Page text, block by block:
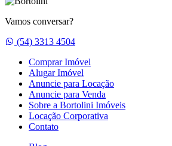
Vamos conversar?
Whatsapp
(54) 3313 4504
Comprar Imóvel
Alugar Imóvel
Anuncie para Locação
Anuncie para Venda
Sobre a Bortolini Imóveis
Locação Corporativa
Contato